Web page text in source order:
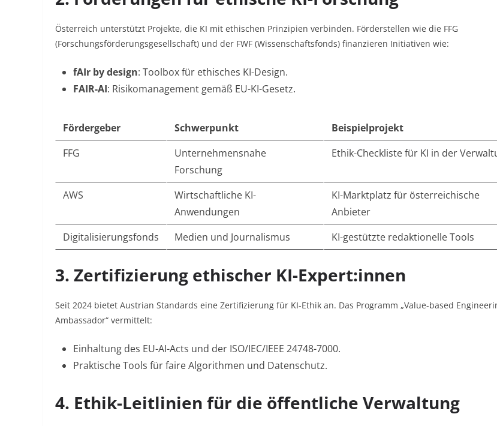
Österreich unterstützt Projekte, die KI mit ethischen Prinzipien verbinden. Förderstellen wie die FFG
(Forschungsförderungsgesellschaft) und der FWF (Wissenschaftsfonds) finanzieren Initiativen wie:
fAIr by design: Toolbox für ethisches KI-Design.
FAIR-AI: Risikomanagement gemäß EU-KI-Gesetz.
Fördergeber Schwerpunkt
Beispielprojekt
FFG
Unternehmensnahe
Forschung
Ethik-Checkliste für KI in der
AWS
Wirtschaftliche KI-
Anwendungen
KI-Marktplatz für österreichische
Anbieter
Digitalisierungsfonds
Medien und Journalismus KI-gestützte redaktionelle Tools
3. Zertifizierung ethischer KI-Expert:innen
Seit 2024 bietet Austrian Standards eine Zertifizierung für KI-Ethik an. Das Programm „Value-based
Ambassador“ vermittelt:
Einhaltung des EU-AI-Acts und der ISO/IEC/IEEE 24748-7000.
Praktische Tools für faire Algorithmen und Datenschutz.
4. Ethik-Leitlinien für die öffentliche Verwaltung